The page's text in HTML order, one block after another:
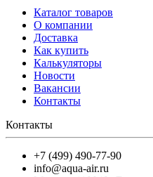
Каталог товаров
О компании
Доставка
Как купить
Калькуляторы
Новости
Вакансии
Контакты
Контакты
+7 (499) 490-77-90
info@aqua-air.ru